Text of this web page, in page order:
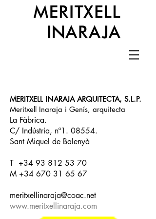
MERITXELL INARAJA ARQUITECTA, S.L.P.
Meritxell Inaraja i Genís, arquitecta
La Fàbrica.
C/ Indústria, nº1. 08554.
Sant Miquel de Balenyà
T +34 93 812 53 70
M +34 670 31 65 67
meritxellinaraja@coac.net
www.meritxellinaraja.com